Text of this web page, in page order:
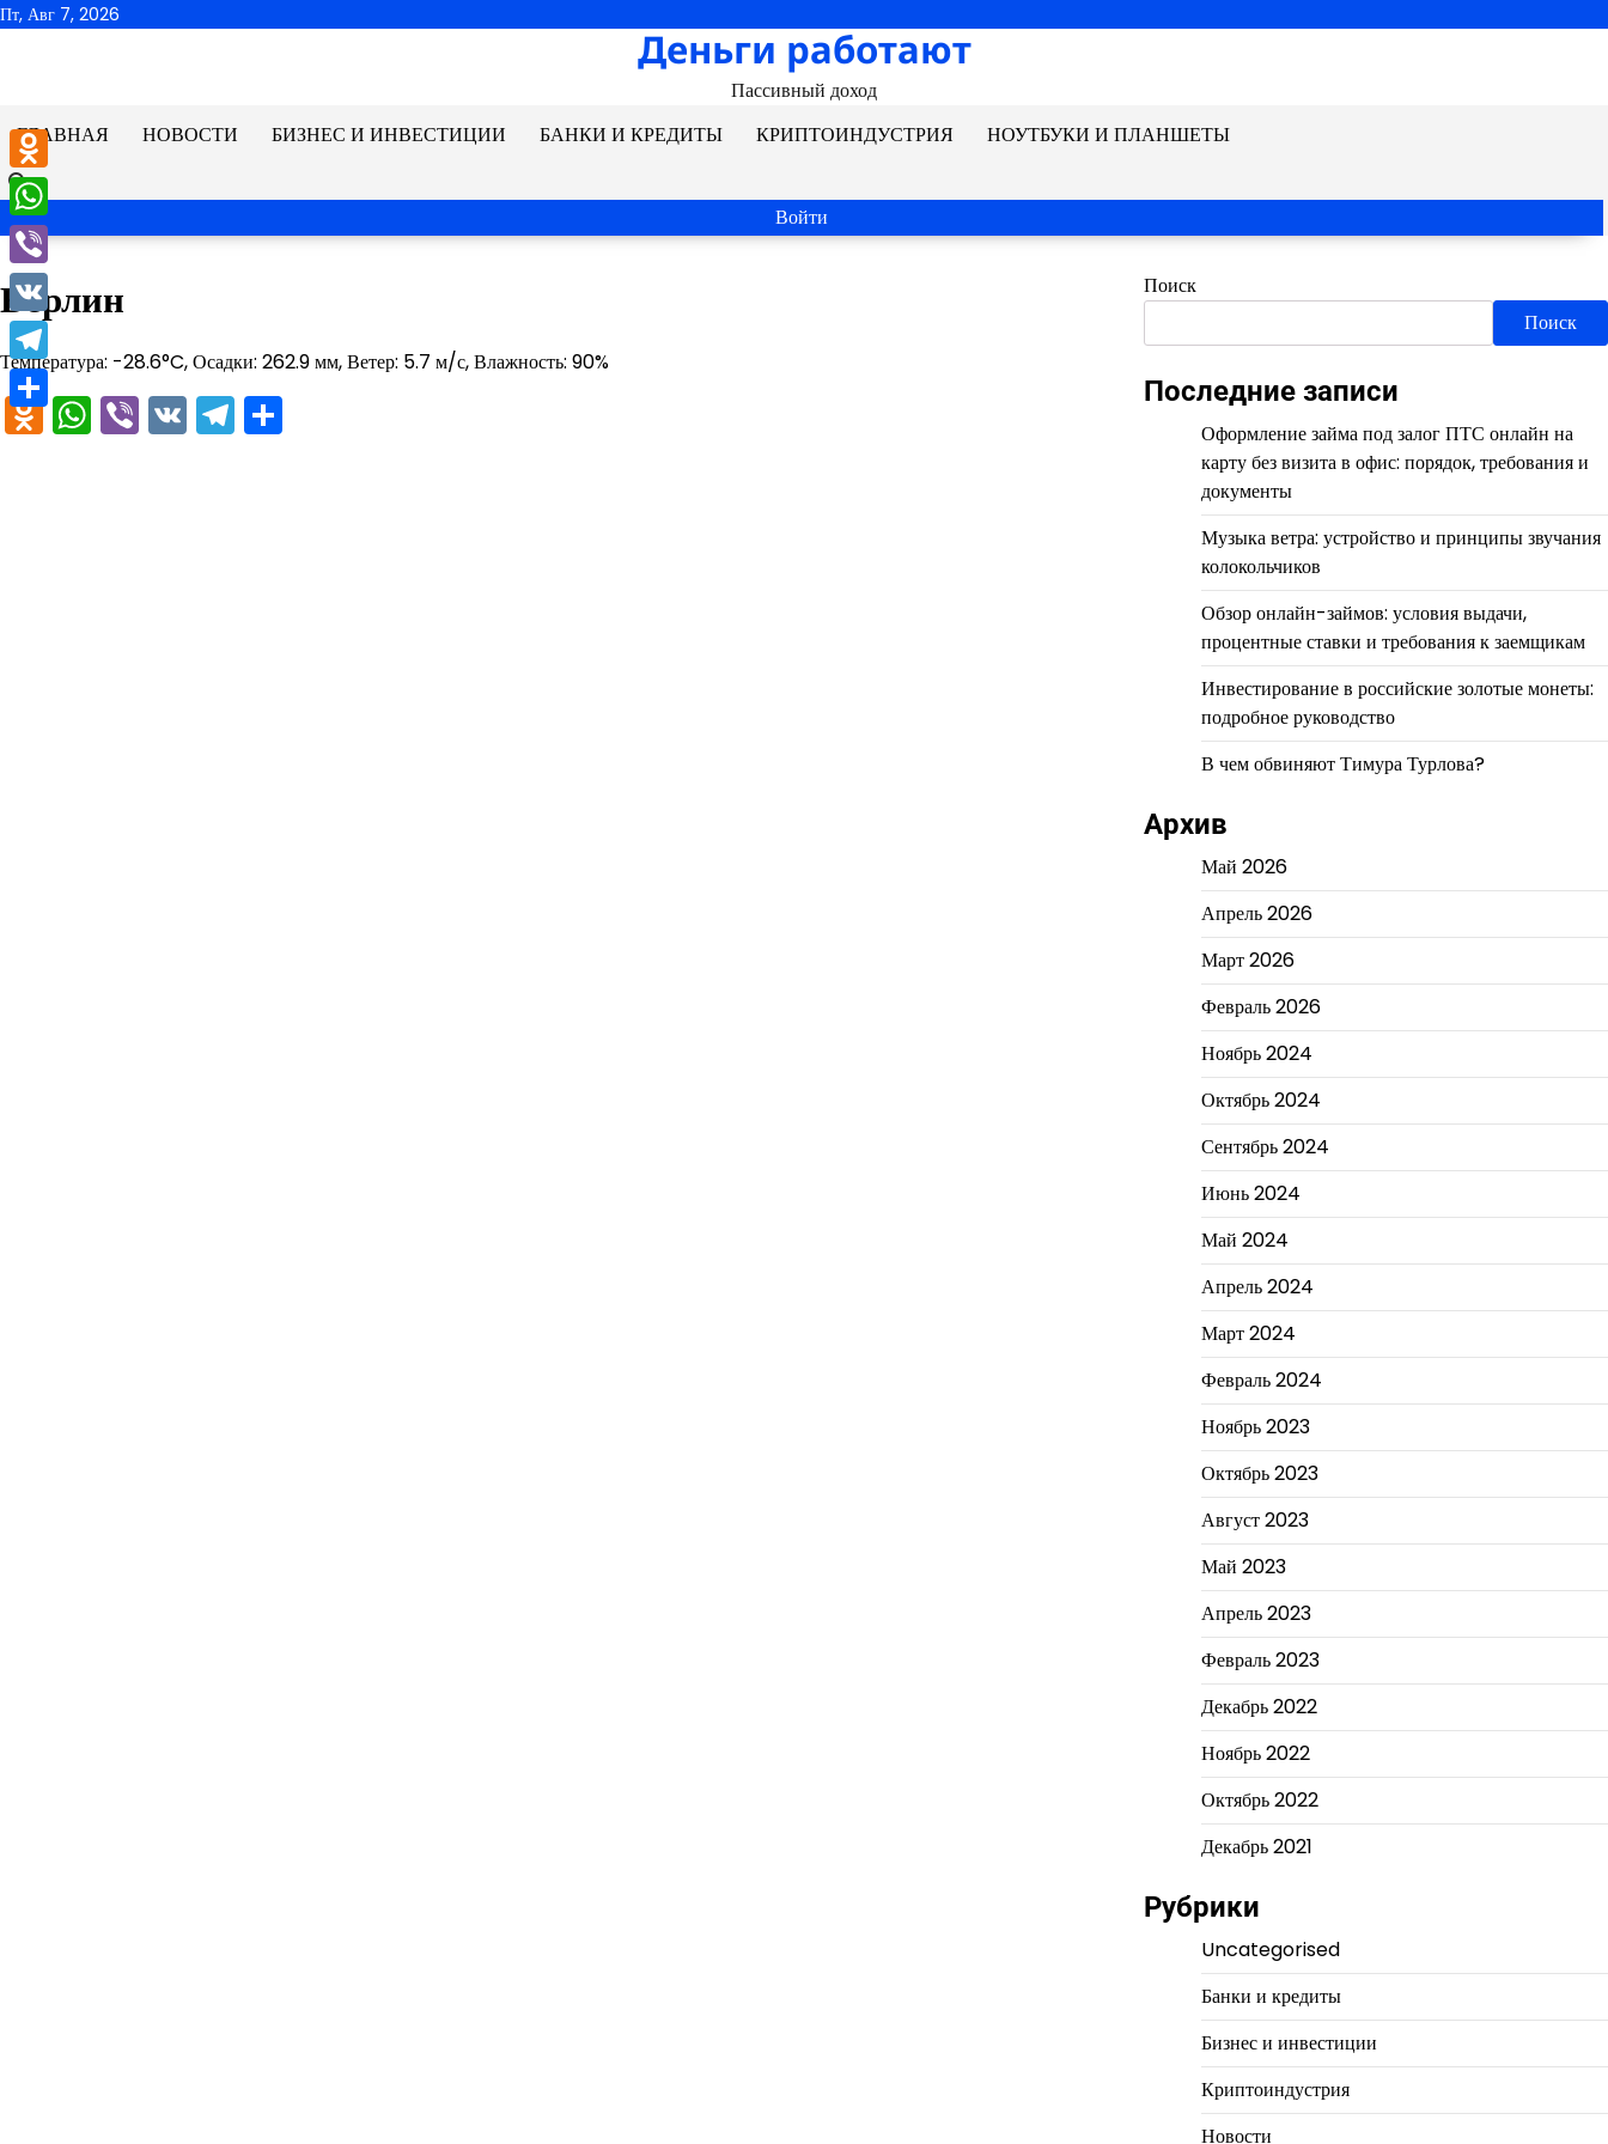
Перейти
Пт, Авг 7, 2026
Деньги работают
Пассивный доход
ГЛАВНАЯ
НОВОСТИ БИЗНЕС И ИНВЕСТИЦИИ БАНКИ И КРЕДИТЫ КРИПТОИНДУСТРИЯ НОУТБУКИ И ПЛАНШЕТЫ
Войти
Берлин
Температура: -28.6°C, Осадки: 262.9 мм, Ветер: 5.7 м/с, Влажность: 90%
Odnoklassniki
WhatsApp
Viber
VKTelegram
Поиск
Поиск
Последние записи
Оформление займа под залог ПТС онлайн на
карту без визита в офис: порядок, требования и
документы
Музыка ветра: устройство и принципы звучания
колокольчиков
Обзор онлайн-займов: условия выдачи,
процентные ставки и требования к заемщикам
Инвестирование в российские золотые монеты:
подробное руководство
В чем обвиняют Тимура Турлова?
Архив
Май 2026
Апрель 2026
Март 2026
Февраль 2026
Ноябрь 2024
Октябрь 2024
Сентябрь 2024
Июнь 2024
Май 2024
Апрель 2024
Март 2024
Февраль 2024
Ноябрь 2023
Октябрь 2023
Август 2023
Май 2023
Апрель 2023
Февраль 2023
Декабрь 2022
Ноябрь 2022
Октябрь 2022
Декабрь 2021
Рубрики
Uncategorised
Банки и кредиты
Бизнес и инвестиции
Криптоиндустрия
Новости
Odnoklassniki
WhatsApp
Viber
VK
Telegram
Отправить